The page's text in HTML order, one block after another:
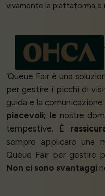
vivamente la piattaforma e
‘Queue Fair è una
per gestire i picchi di
guida e la
piacevoli; le nostre
tempestive. È
sempre applicare una
Queue Fair per gestire
Non ci sono svantaggi